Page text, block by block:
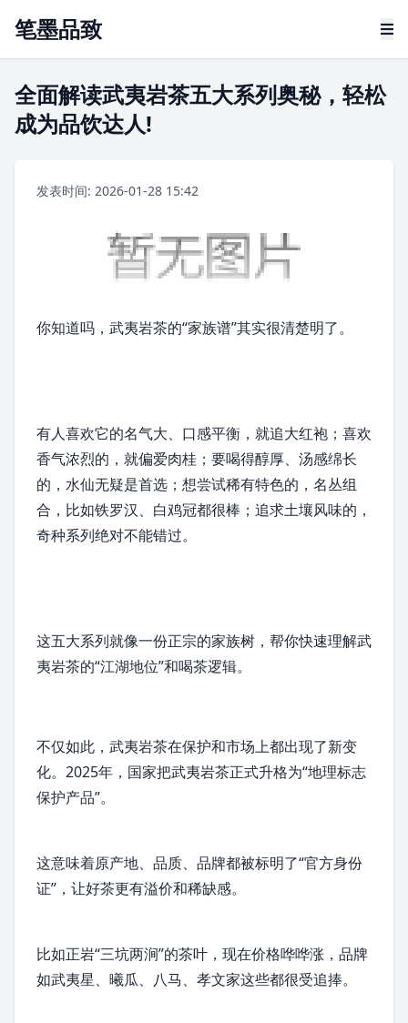
笔墨品致
全面解读武夷岩茶五大系列奥秘，轻松
成为品饮达人!
发表时间: 2026-01-28 15:42
你知道吗， 武夷岩茶的“家族谱”其实很清楚明了。
有人喜欢它的名气大、口感平衡，就追大红袍 ；喜欢
香气浓烈的，就偏爱肉桂 ；要喝得醇厚、汤感绵长
的， 水仙无疑是首选；想尝试稀有特色的，名丛组
合，比如铁罗汉、 白鸡冠都很棒；追求土壤风味的，
奇种系列绝对不能错过。
这五大系列就像一份正宗的家族树，帮你快速理解武
夷岩茶的“江湖地位”和喝茶逻辑。
不仅如此，武夷岩茶在保护和市场上都出现了新变
化。2025年，国家把武夷岩茶正式升格为“地理标志
保护产品”。
这意味着原产地、品质、品牌都被标明了“官方身份
证”，让好茶更有溢价和稀缺感。
比如正岩“三坑两涧”的茶叶，现在价格哗哗涨，品牌
如武夷星、 曦瓜、 八马、孝文家这些都很受追捧。